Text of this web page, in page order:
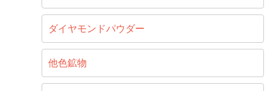
ダイヤモンドパウダー
他色鉱物